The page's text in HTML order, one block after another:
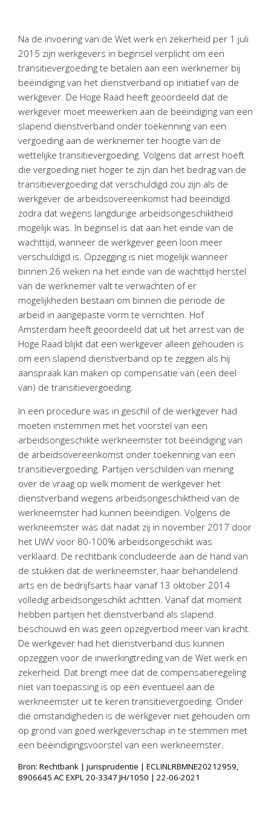
Belastingadvies Purmerend
Online boekhouden
Nieuws&informatie
Nieuwsbrief
Nieuwsoverzicht
Handige links
Downloads
Contact
AvantiOnline
Twinfield – Boekhouden
BaseCone – Facturen
Visionplanner – Rapportage
Klantenportaal – Online dossiers
Online Salaris – Salarissen
Nextens-Accorderen aangiften
Na de invoering van de Wet werk en zekerheid per 1 juli
2015 zijn werkgevers in beginsel verplicht om een
transitievergoeding te betalen aan een werknemer bij
beëindiging van het dienstverband op initiatief van de
werkgever. De Hoge Raad heeft geoordeeld dat de
werkgever moet meewerken aan de beëindiging van een
slapend dienstverband onder toekenning van een
vergoeding aan de werknemer ter hoogte van de
wettelijke transitievergoeding. Volgens dat arrest hoeft
die vergoeding niet hoger te zijn dan het bedrag van de
transitievergoeding dat verschuldigd zou zijn als de
werkgever de arbeidsovereenkomst had beëindigd
zodra dat wegens langdurige arbeidsongeschiktheid
mogelijk was. In beginsel is dat aan het einde van de
wachttijd, wanneer de werkgever geen loon meer
verschuldigd is. Opzegging is niet mogelijk wanneer
binnen 26 weken na het einde van de wachttijd herstel
van de werknemer valt te verwachten of er
mogelijkheden bestaan om binnen die periode de
arbeid in aangepaste vorm te verrichten. Hof
Amsterdam heeft geoordeeld dat uit het arrest van de
Hoge Raad blijkt dat een werkgever alleen gehouden is
om een slapend dienstverband op te zeggen als hij
aanspraak kan maken op compensatie van (een deel
van) de transitievergoeding.
In een procedure was in geschil of de werkgever had
moeten instemmen met het voorstel van een
arbeidsongeschikte werkneemster tot beëindiging van
de arbeidsovereenkomst onder toekenning van een
transitievergoeding. Partijen verschilden van mening
over de vraag op welk moment de werkgever het
dienstverband wegens arbeidsongeschiktheid van de
werkneemster had kunnen beëindigen. Volgens de
werkneemster was dat nadat zij in november 2017 door
het UWV voor 80-100% arbeidsongeschikt was
verklaard. De rechtbank concludeerde aan de hand van
de stukken dat de werkneemster, haar behandelend
arts en de bedrijfsarts haar vanaf 13 oktober 2014
volledig arbeidsongeschikt achtten. Vanaf dat moment
hebben partijen het dienstverband als slapend
beschouwd en was geen opzegverbod meer van kracht.
De werkgever had het dienstverband dus kunnen
opzeggen voor de inwerkingtreding van de Wet werk en
zekerheid. Dat brengt mee dat de compensatieregeling
niet van toepassing is op een eventueel aan de
werkneemster uit te keren transitievergoeding. Onder
die omstandigheden is de werkgever niet gehouden om
op grond van goed werkgeverschap in te stemmen met
een beëindigingsvoorstel van een werkneemster.
Bron: Rechtbank | jurisprudentie | ECLINLRBMNE20212959,
8906645 AC EXPL 20-3347 JH/1050 | 22-06-2021